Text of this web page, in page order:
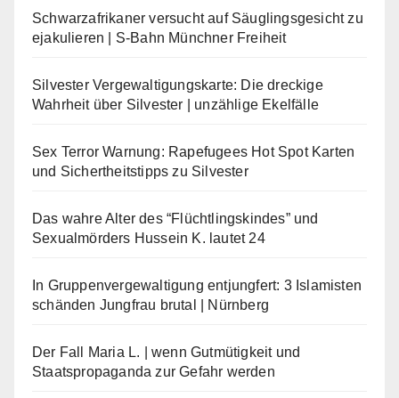
Schwarzafrikaner versucht auf Säuglingsgesicht zu
ejakulieren | S-Bahn Münchner Freiheit
Silvester Vergewaltigungskarte: Die dreckige
Wahrheit über Silvester | unzählige Ekelfälle
Sex Terror Warnung: Rapefugees Hot Spot Karten
und Sichertheitstipps zu Silvester
Das wahre Alter des “Flüchtlingskindes” und
Sexualmörders Hussein K. lautet 24
In Gruppenvergewaltigung entjungfert: 3 Islamisten
schänden Jungfrau brutal | Nürnberg
Der Fall Maria L. | wenn Gutmütigkeit und
Staatspropaganda zur Gefahr werden